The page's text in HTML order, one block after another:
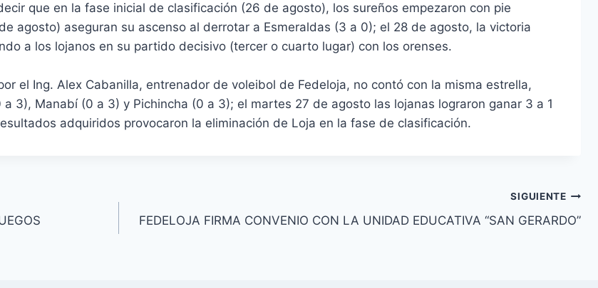
que en la fase inicial de clasificación (26 de agosto), los sureños empezaron con pie
agosto) aseguran su ascenso al derrotar a Esmeraldas (3 a 0); el 28 de agosto, la victoria
a los lojanos en su partido decisivo (tercer o cuarto lugar) con los orenses.
el Ing. Alex Cabanilla, entrenador de voleibol de Fedeloja, no contó con la misma estrella,
3), Manabí (0 a 3) y Pichincha (0 a 3); el martes 27 de agosto las lojanas lograron ganar 3 a 1
adquiridos provocaron la eliminación de Loja en la fase de clasificación.
SIGUIENTE
FEDELOJA FIRMA CONVENIO CON LA UNIDAD EDUCATIVA “SAN GERARDO”